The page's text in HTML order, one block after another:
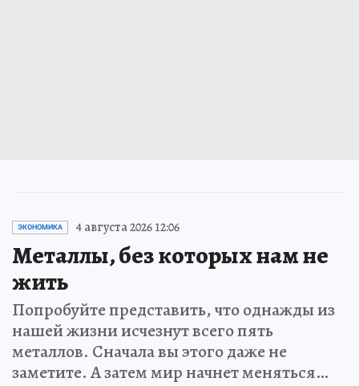
ЭКОНОМИКА 4 августа 2026 12:06
Металлы, без которых нам не
жить
Попробуйте представить, что однажды из
нашей жизни исчезнут всего пять
металлов. Сначала вы этого даже не
заметите. А затем мир начнет меняться…